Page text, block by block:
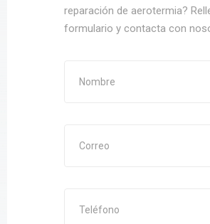
reparación de aerotermia?
formulario y contacta con